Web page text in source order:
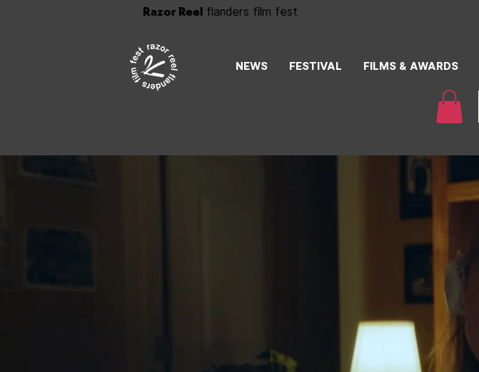
flanders film fest
Razor Reel
NEWS FESTIVAL FILMS & AWARDS